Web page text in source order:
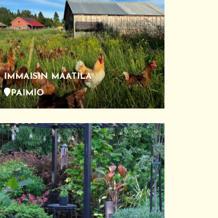
IMMAISIN MAATILA
PAIMIO